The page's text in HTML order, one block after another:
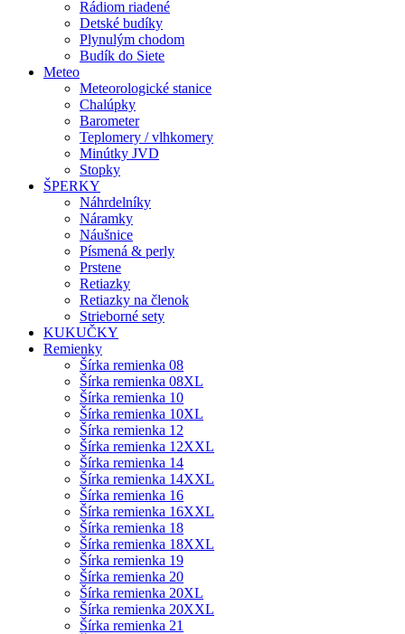
Rádiom riadené
Detské budíky
Plynulým chodom
Budík do Siete
Meteo
Meteorologické stanice
Chalúpky
Barometer
Teplomery / vlhkomery
Minútky JVD
Stopky
ŠPERKY
Náhrdelníky
Náramky
Náušnice
Písmená & perly
Prstene
Retiazky
Retiazky na členok
Strieborné sety
KUKUČKY
Remienky
Šírka remienka 08
Šírka remienka 08XL
Šírka remienka 10
Šírka remienka 10XL
Šírka remienka 12
Šírka remienka 12XXL
Šírka remienka 14
Šírka remienka 14XXL
Šírka remienka 16
Šírka remienka 16XXL
Šírka remienka 18
Šírka remienka 18XXL
Šírka remienka 19
Šírka remienka 20
Šírka remienka 20XL
Šírka remienka 20XXL
Šírka remienka 21